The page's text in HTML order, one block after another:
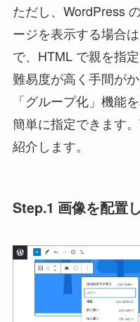
ただし、WordPress
ージを表示する場合
で、HTML で親を指
難易度が高く手間が
「グループ化」機能
簡単に指定できます
紹介します。
Step.1 画像を配置